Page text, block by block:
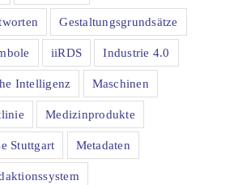
Gestaltungsgrundsätze
iiRDS Industrie 4.0
Intelligenz Maschinen
Medizinprodukte
Stuttgart Metadaten